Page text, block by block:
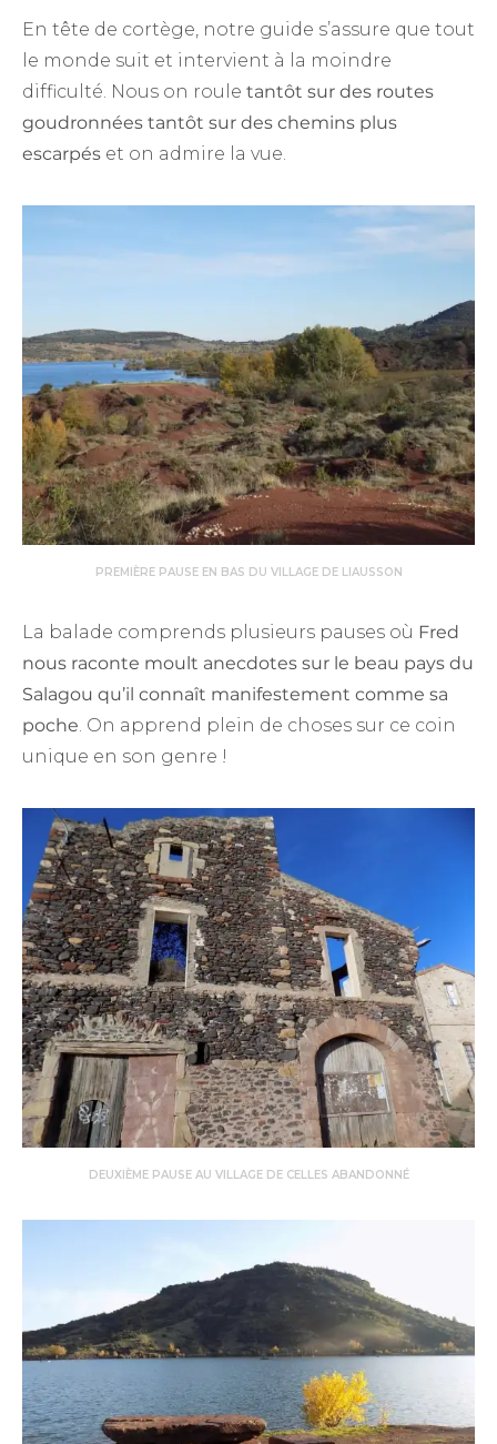
En tête de cortège, notre guide s’assure que tout
le monde suit et intervient à la moindre
difficulté. Nous on roule tantôt sur des routes
goudronnées tantôt sur des chemins plus
escarpés et on admire la vue.
PREMIÈRE PAUSE EN BAS DU VILLAGE DE LIAUSSON
La balade comprends plusieurs pauses où Fred
nous raconte moult anecdotes sur le beau pays du
Salagou qu’il connaît manifestement comme sa
poche. On apprend plein de choses sur ce coin
unique en son genre !
DEUXIÈME PAUSE AU VILLAGE DE CELLES ABANDONNÉ